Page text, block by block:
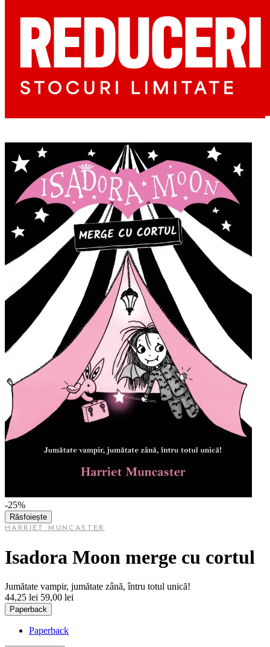
-25%
Răsfoiește
HARRIET MUNCASTER
Isadora Moon merge cu cortul
Jumătate vampir, jumătate zână, întru totul unică!
44,25 lei 59,00 lei
Paperback
Paperback